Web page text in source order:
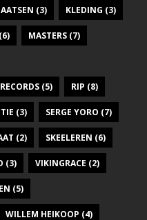
(3) KLEDING (3)
(6) MASTERS (7)
RECORDS (5) RIP (8)
(3) SERGE YORO (7)
(2) SKEELEREN (6)
(3) VIKINGRACE (2)
(5)
WILLEM HEIKOOP (4)